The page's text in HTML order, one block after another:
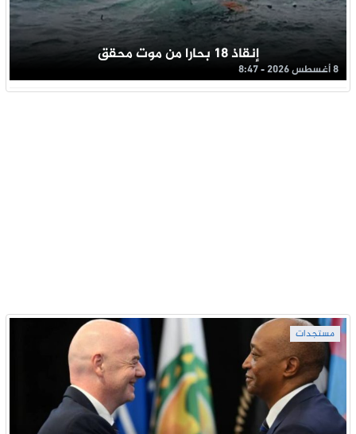
إنقاذ 18 بحارا من موت محقق
8 أغسطس 2026 - 8:47
مستجدات